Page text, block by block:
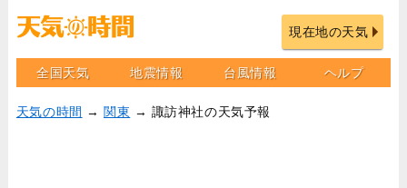
現在地の天気
全国天気 地震情報 台風情報 ヘルプ
天気の時間 → 関東 → 諏訪神社の天気予報